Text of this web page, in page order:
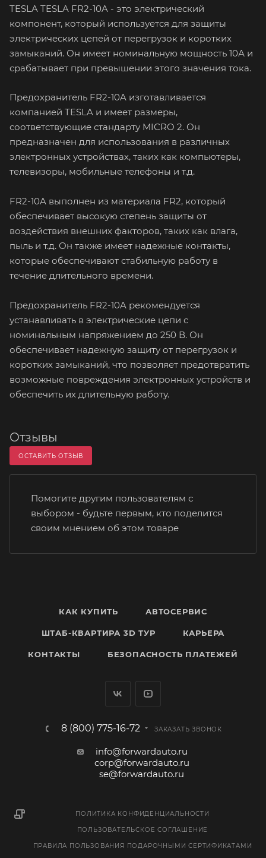
TESLA TESLA FR2-10A - это электрический
компонент, который используется для защиты
электрических цепей от перегрузок и коротких
замыканий. Он имеет номинальную мощность 10А и
срабатывает при превышении этого значения тока.
Предохранитель FR2-10A изготавливается
компанией TESLA и имеет размеры,
соответствующие стандарту MICRO 2. Он
предназначен для использования в различных
электронных устройствах, таких как компьютеры,
телевизоры, мобильные телефоны и т.д.
FR2-10A выполнен из материала FR2, который
обеспечивает высокую степень защиты от
воздействия внешних факторов, таких как влага,
пыль и т.д. Он также имеет надежные контакты,
которые обеспечивают стабильную работу в
течение длительного времени.
Предохранитель FR2-10A рекомендуется
устанавливать в электрические цепи с
номинальным напряжением до 250 В. Он
обеспечивает надежную защиту от перегрузок и
коротких замыканий, что позволяет предотвратить
возможные повреждения электронных устройств и
обеспечить их длительную работу.
Отзывы
ОСТАВИТЬ ОТЗЫВ
Помогите другим пользователям с
выбором - будьте первым, кто поделится
своим мнением об этом товаре
КАК КУПИТЬ АВТОСЕРВИС
ШТАБ-КВАРТИРА 3D ТУР КАРЬЕРА
КОНТАКТЫ БЕЗОПАСНОСТЬ ПЛАТЕЖЕЙ
8 (800) 775-16-72 ЗАКАЗАТЬ ЗВОНОК
info@forwardauto.ru
corp@forwardauto.ru
se@forwardauto.ru
ПОЛИТИКА КОНФИДЕНЦИАЛЬНОСТИ
ПОЛЬЗОВАТЕЛЬСКОЕ СОГЛАШЕНИЕ
ПРАВИЛА ПОЛЬЗОВАНИЯ ПОДАРОЧНЫМИ СЕРТИФИКАТАМИ